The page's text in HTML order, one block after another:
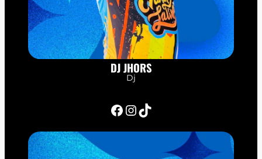
DJ JHORS
Dj
Facebook InstagramTikTok